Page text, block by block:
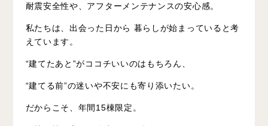
耐震安全性や、アフターメンテナンスの安心感。
私たちは、出会った日から 暮らしが始まっていると考
えています。
“建てたあと”がココチいいのはもちろん、
“建てる前”の迷いや不安にも寄り添いたい。
だからこそ、年間15棟限定。